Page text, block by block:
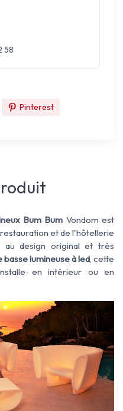
58
Pinterest
Bum Bum Vondom est
et de l'hôtellerie
au design original et très
basse lumineuse à led, cette
en intérieur ou en